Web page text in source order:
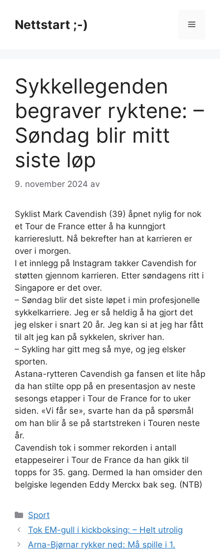
innholdNettstart ;-) Meny
Sykkellegenden
begraver ryktene: –
Søndag blir mitt
siste løp
9. november 2024 av
Syklist Mark Cavendish (39) åpnet nylig for nok
et Tour de France etter å ha kunngjort
karriereslutt. Nå bekrefter han at karrieren er
over i morgen.
I et innlegg på Instagram takker Cavendish for
støtten gjennom karrieren. Etter søndagens ritt i
Singapore er det over.
– Søndag blir det siste løpet i min profesjonelle
sykkelkarriere. Jeg er så heldig å ha gjort det
jeg elsker i snart 20 år. Jeg kan si at jeg har fått
til alt jeg kan på sykkelen, skriver han.
– Sykling har gitt meg så mye, og jeg elsker
sporten.
Astana-rytteren Cavendish ga fansen et lite håp
da han stilte opp på en presentasjon av neste
sesongs etapper i Tour de France for to uker
siden. «Vi får se», svarte han da på spørsmål
om han blir å se på startstreken i Touren neste
år.
Cavendish tok i sommer rekorden i antall
etappeseirer i Tour de France da han gikk til
topps for 35. gang. Dermed la han omsider den
belgiske legenden Eddy Merckx bak seg. (NTB)
Kategorier
Sport
Tok EM-gull i kickboksing: – Helt utrolig
Arna-Bjørnar rykker ned: Må spille i 1.